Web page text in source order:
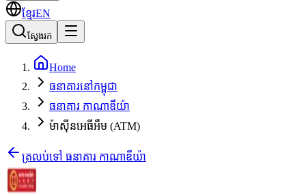
ខ្មែរEN
ស្វែងរក
Home
ធនាគារនៅកម្ពុជា
ធនាគារ កាណាឌីយ៉ា
ម៉ាស៊ីនអេធីអឹម (ATM)
ត្រលប់ទៅ ធនាគារ កាណាឌីយ៉ា